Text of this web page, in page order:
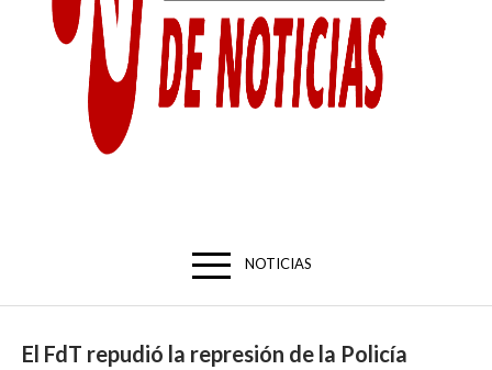
NOTICIAS
El FdT repudió la represión de la Policía